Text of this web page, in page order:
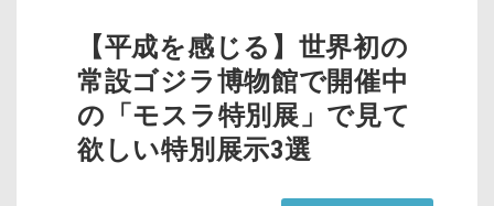
【平成を感じる】世界初の
常設ゴジラ博物館で開催中
の「モスラ特別展」で見て
欲しい特別展示3選